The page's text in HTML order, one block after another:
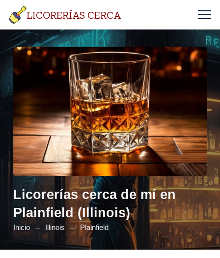
LICORERÍAS CERCA
Licorerías cerca de mí en
Plainfield (Illinois)
Inicio → Illinois → Plainfield